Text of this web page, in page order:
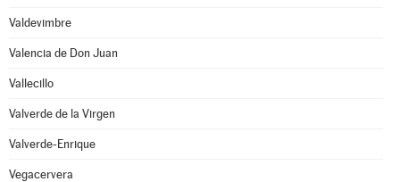
Valdevimbre
Valencia de Don Juan
Vallecillo
Valverde de la Virgen
Valverde-Enrique
Vegacervera